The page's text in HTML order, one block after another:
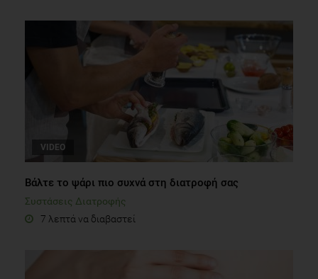
VIDEO
Βάλτε το ψάρι πιο συχνά στη διατροφή σας
Συστάσεις Διατροφής
7 λεπτά να διαβαστεί